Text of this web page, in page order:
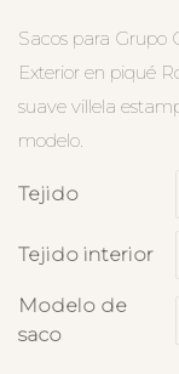
Sacos para Grupo
Exterior en piqué
suave villela
modelo.
Tejido
Tejido interior
Modelo de
saco